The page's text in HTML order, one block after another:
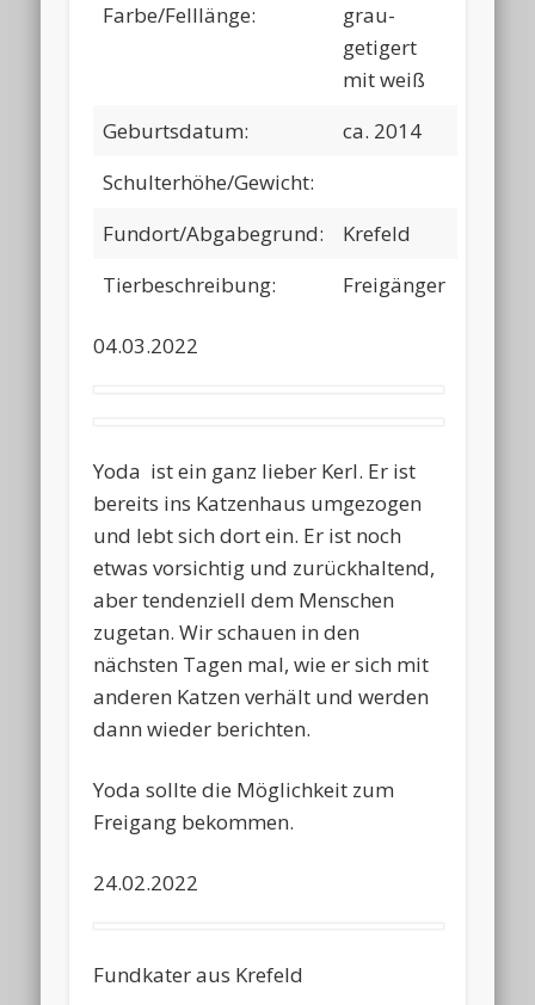
Farbe/Felllänge:
grau-
getigert
mit weiß
Geburtsdatum:
ca. 2014
Schulterhöhe/Gewicht:
Fundort/Abgabegrund:
Krefeld
Tierbeschreibung:
Freigänger
04.03.2022
Yoda ist ein ganz lieber Kerl. Er ist
bereits ins Katzenhaus umgezogen
und lebt sich dort ein. Er ist noch
etwas vorsichtig und zurückhaltend,
aber tendenziell dem Menschen
zugetan. Wir schauen in den
nächsten Tagen mal, wie er sich mit
anderen Katzen verhält und werden
dann wieder berichten.
Yoda sollte die Möglichkeit zum
Freigang bekommen.
24.02.2022
Fundkater aus Krefeld